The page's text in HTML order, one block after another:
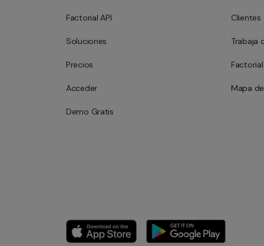
Factorial API
Soluciones
Precios
Acceder
Demo Gratis
Clientes
Trabaja
Mapa